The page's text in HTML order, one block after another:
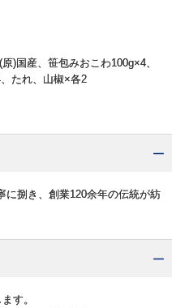
)国産、笹包みおこわ100g×4、
たれ、山椒×各2
に捌き、創業120余年の伝統が紡
す。